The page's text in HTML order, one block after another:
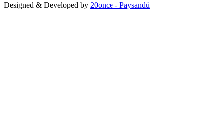
Designed & Developed by 20once - Paysandú